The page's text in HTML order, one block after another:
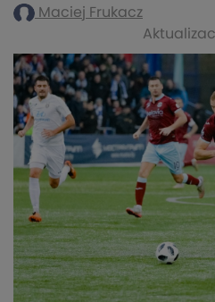
Maciej Frukacz